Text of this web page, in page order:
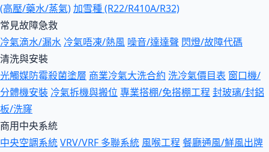
(高壓/藥水/蒸氣)加雪種 (R22/R410A/R32)
常見故障急救
冷氣滴水/漏水 冷氣唔凍/熱風 噪音/達達聲 閃燈/故障代碼
清洗與安裝
光觸媒防霉殺菌塗層 商業冷氣大洗合約 洗冷氣價目表 窗口機/
分體機安裝 冷氣拆機與搬位 專業搭棚/免搭棚工程 封玻璃/封鋁
板/洗窿
商用中央系統
中央空調系統VRV/VRF 多聯系統 風喉工程 餐廳通風/鮮風出牌